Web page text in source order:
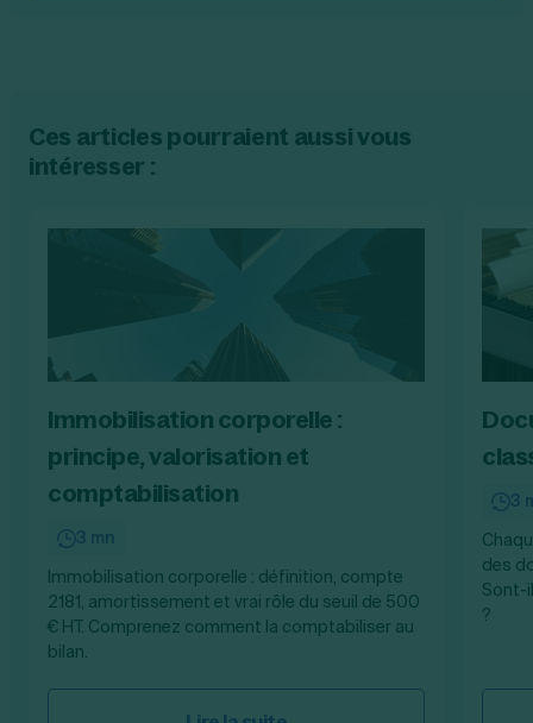
Ces articles pourraient aussi vous
intéresser :
Immobilisation corporelle :
principe, valorisation et
comptabilisation
3 mn
Immobilisation corporelle : définition, compte
2181, amortissement et vrai rôle du seuil de 500
€ HT. Comprenez comment la comptabiliser au
bilan.
3
des
Sont-
?